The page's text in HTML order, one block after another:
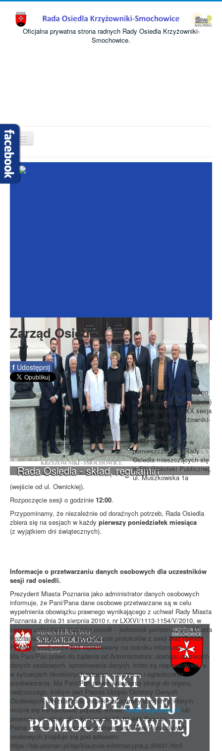
Oficjalna prywatna strona radnych Rady Osiedla Krzyżowniki-
Smochowice.
Przełącz
nawigację
Start
O nas
Rada Seniorów
Rada Osiedla - skład, regulamin
Zarząd Osiedla
f Udostępnij
Informujemy, że w dniu 20
kwietnia 2024 roku (sobota)
planowana jest LXXX sesja
Rady Osiedla Krzyżowniki-
Smochowice.
Sesja odbędzie się w
pomieszczeniach Rady
Osiedla mieszczących się
w Filii Biblioteki Publicznej,
ul. Muszkowska 1a
(wejście od ul. Ownickiej).
Rozpoczęcie sesji o godzinie 12:00.
Przypominamy, że niezależnie od doraźnych potrzeb, Rada Osiedla
zbiera się na sesjach w każdy pierwszy poniedziałek miesiąca
(z wyjątkiem dni świątecznych).
Informacje o przetwarzaniu danych osobowych dla uczestników
sesji rad osiedli.
Prezydent Miasta Poznania jako administrator danych osobowych
informuje, że Pani/Pana dane osobowe przetwarzane są w celu
wypełnienia obowiązku prawnego wynikającego z uchwał Rady Miasta
Poznania z dnia 31 sierpnia 2010 r. nr LXXVI/1113-1154/V/2010, w
sprawie uchwalenia statutów osiedli – jednostek pomocniczych Miasta
Poznania, którym jest sporządzanie protokołów z sesji Rad Osiedli.
Przebieg sesji może być rejestrowany na nośniku informacji.
Ma Pani/Pan prawo do żądania od Administratora: dostępu do swoich
danych osobowych, sprostowania danych, które są nieprawidłowe, a
w sytuacjach określonych prawem - usunięcia i ograniczenia
przetwarzania. Ma Pani/Pan prawo wniesienia skargi do organu
nadzorczego, którym jest Prezes Urzędu Ochrony Danych
Osobowych. Wyznaczono inspektora ochrony danych, z którym
można się kontaktować poprzez e-mail:iod@um.poznan.pl lub
pisemnie na adres: plac Kolegiacki 17, 61-841 Poznań.
Pełna informacja dotycząca przetwarzania Pani/Pana danych
osobowych znajduje się pod adresem:
https://bip.poznan.pl/bip/klauzula-informacyjna,p,50431.html